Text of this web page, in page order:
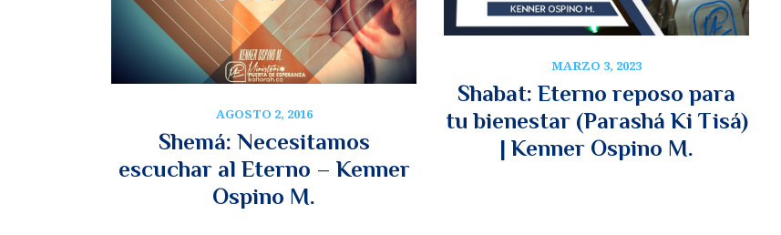
AGOSTO 2, 2016
Shemá: Necesitamos
escuchar al Eterno – Kenner
Ospino M.
MARZO 3, 2023
Shabat: Eterno reposo para
tu bienestar (Parashá Ki Tisá)
| Kenner Ospino M.